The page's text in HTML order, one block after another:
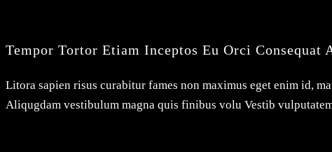
Tempor Tortor Etiam Inceptos Eu Orci Consequat
Litora sapien risus curabitur fames non maximus eget enim id,
Aliqugdam vestibulum magna quis finibus volu Vestib